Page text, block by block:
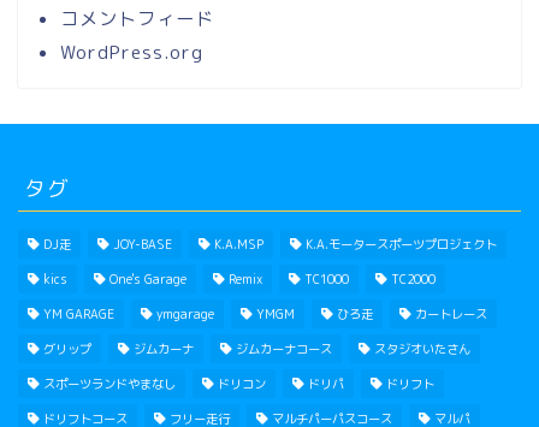
コメントフィード
WordPress.org
タグ
DJ走 JOY-BASE K.A.MSP K.A.モータースポーツプロジェクト
kics One's Garage Remix TC1000 TC2000
YM GARAGE ymgarage YMGM ひろ走 カートレース
グリップ ジムカーナ ジムカーナコース スタジオいたさん
スポーツランドやまなし ドリコン ドリパ ドリフト
ドリフトコース フリー走行 マルチパーパスコース マルパ